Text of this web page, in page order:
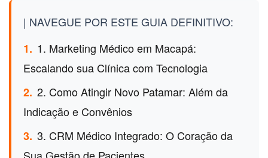
| NAVEGUE POR ESTE GUIA DEFINITIVO:
1. 1. Marketing Médico em Macapá:
Escalando sua Clínica com Tecnologia
2. 2. Como Atingir Novo Patamar: Além da
Indicação e Convênios
3. 3. CRM Médico Integrado: O Coração da